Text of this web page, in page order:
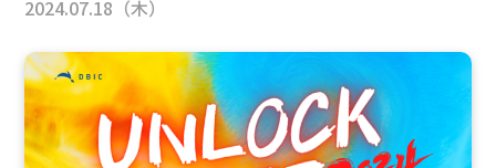
2024.07.18（木）